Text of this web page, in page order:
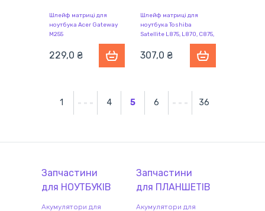
Шлейф матриці для
ноутбука Acer Gateway
M255
229,0 ₴
Шлейф матриці для
ноутбука Toshiba
Satellite L875, L870, C875,
307,0 ₴
1 4 5 6 36
Запчастини
для НОУТБУКІВ
Акумулятори для
Запчастини
для ПЛАНШЕТІВ
Акумулятори для